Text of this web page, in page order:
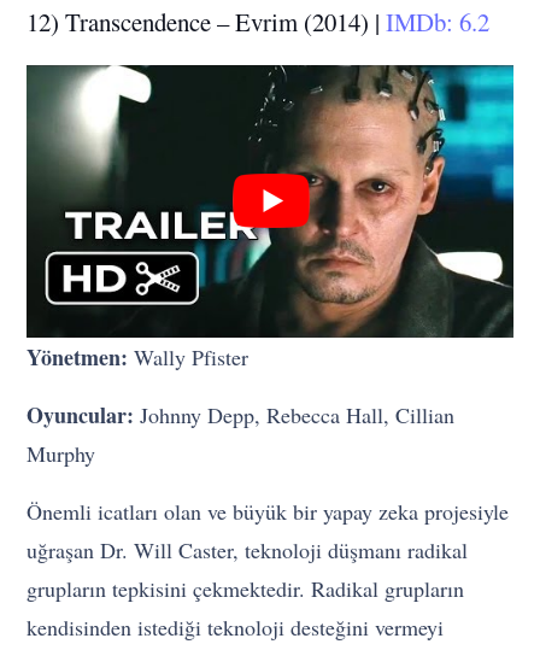
12) Transcendence – Evrim (2014) |IMDb: 6.2
Yönetmen: Wally Pfister
Oyuncular: Johnny Depp, Rebecca Hall, Cillian
Murphy
Önemli icatları olan ve büyük bir yapay zeka projesiyle
uğraşan Dr. Will Caster, teknoloji düşmanı radikal
grupların tepkisini çekmektedir. Radikal grupların
kendisinden istediği teknoloji desteğini vermeyi